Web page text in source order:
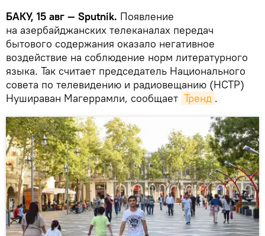
БАКУ, 15 авг — Sputnik. Появление
на азербайджанских телеканалах передач
бытового содержания оказало негативное
воздействие на соблюдение норм литературного
языка. Так считает председатель Национального
совета по телевидению и радиовещанию (НСТР)
Нушираван Магеррамли, сообщает Тренд .